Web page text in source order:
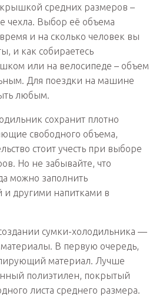
крышкой средних размеров –
чехла. Выбор её объема
и на сколько человек вы
и как собираетесь
или на велосипеде – объем
Для поездки на машине
любым.
сохранит плотно
свободного объема,
стоит учесть при выборе
Но не забывайте, что
можно заполнить
и другими напитками в
сумки-холодильника —
В первую очередь,
материал. Лучше
полиэтилен, покрытый
листа среднего размера.